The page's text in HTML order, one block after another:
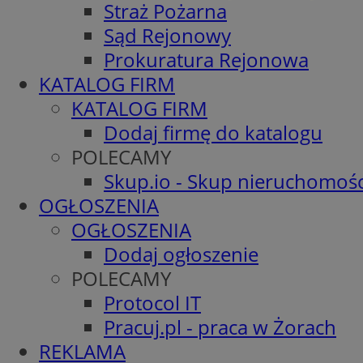
Straż Pożarna
Sąd Rejonowy
Prokuratura Rejonowa
KATALOG FIRM
KATALOG FIRM
Dodaj firmę do katalogu
POLECAMY
Skup.io - Skup
OGŁOSZENIA
OGŁOSZENIA
Dodaj ogłoszenie
POLECAMY
Protocol IT
Pracuj.pl - praca w Żorach
REKLAMA